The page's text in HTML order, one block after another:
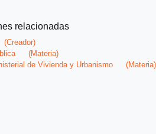
relacionadas
(Creador)
(Materia)
de Vivienda y Urbanismo
(Materia)